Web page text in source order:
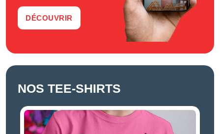
DÉCOUVRIR
NOS TEE-SHIRTS